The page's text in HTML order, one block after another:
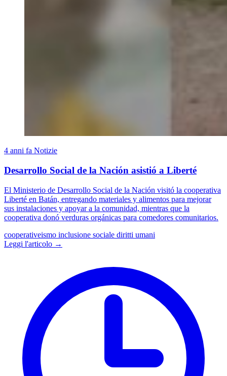
4 anni fa Notizie
Desarrollo Social de la Nación asistió a Liberté
El Ministerio de Desarrollo Social de la Nación visitó la cooperativa
Liberté en Batán, entregando materiales y alimentos para mejorar
sus instalaciones y apoyar a la comunidad, mientras que la
cooperativa donó verduras orgánicas para comedores comunitarios.
cooperativeismo inclusione sociale diritti umani
Leggi l'articolo →